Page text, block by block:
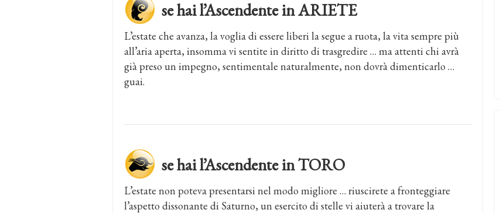
se hai l’Ascendente in ARIETE
L’estate che avanza, la voglia di essere liberi la segue a ruota, la vita sempre più
all’aria aperta, insomma vi sentite in diritto di trasgredire … ma attenti chi avrà
già preso un impegno, sentimentale naturalmente, non dovrà dimenticarlo …
guai.
se hai l’Ascendente in TORO
L’estate non poteva presentarsi nel modo migliore … riuscirete a fronteggiare
l’aspetto dissonante di Saturno, un esercito di stelle vi aiuterà a trovare la